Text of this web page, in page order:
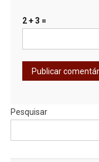
2 + 3 =
Pesquisar